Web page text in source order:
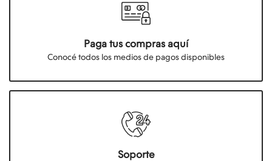
Paga tus compras aquí
Conocé todos los medios de pagos disponibles
Soporte